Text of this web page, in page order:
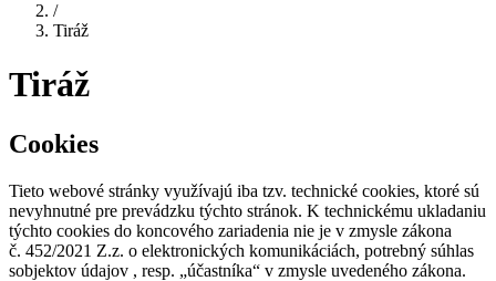
/
Tiráž
Tiráž
Cookies
Tieto webové stránky využívajú iba tzv. technické cookies, ktoré sú
nevyhnutné pre prevádzku týchto stránok. K technickému ukladaniu
týchto cookies do koncového zariadenia nie je v zmysle zákona
č. 452/2021 Z.z. o elektronických komunikáciách, potrebný súhlas
sobjektov údajov , resp. „účastníka“ v zmysle uvedeného zákona.